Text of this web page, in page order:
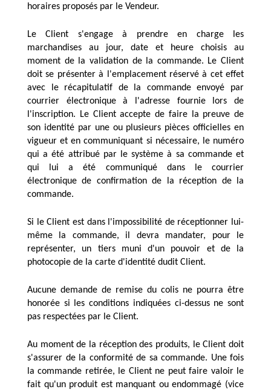
horaires proposés par le Vendeur.
Le Client s'engage à prendre en charge les
marchandises au jour, date et heure choisis au
moment de la validation de la commande. Le Client
doit se présenter à l'emplacement réservé à cet effet
avec le récapitulatif de la commande envoyé par
courrier électronique à l'adresse fournie lors de
l'inscription. Le Client accepte de faire la preuve de
son identité par une ou plusieurs pièces officielles en
vigueur et en communiquant si nécessaire, le numéro
qui a été attribué par le système à sa commande et
qui lui a été communiqué dans le courrier
électronique de confirmation de la réception de la
commande.
Si le Client est dans l'impossibilité de réceptionner lui-
même la commande, il devra mandater, pour le
représenter, un tiers muni d'un pouvoir et de la
photocopie de la carte d'identité dudit Client.
Aucune demande de remise du colis ne pourra être
honorée si les conditions indiquées ci-dessus ne sont
pas respectées par le Client.
Au moment de la réception des produits, le Client doit
s'assurer de la conformité de sa commande. Une fois
la commande retirée, le Client ne peut faire valoir le
fait qu'un produit est manquant ou endommagé (vice